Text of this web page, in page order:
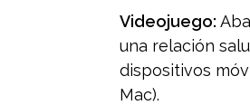
Videojuego:
una relación
dispositivos
Mac).